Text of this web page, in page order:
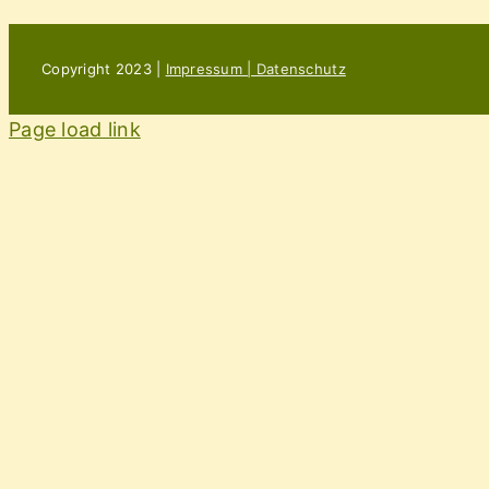
Copyright 2023 | Impressum | Datenschutz
Page load link